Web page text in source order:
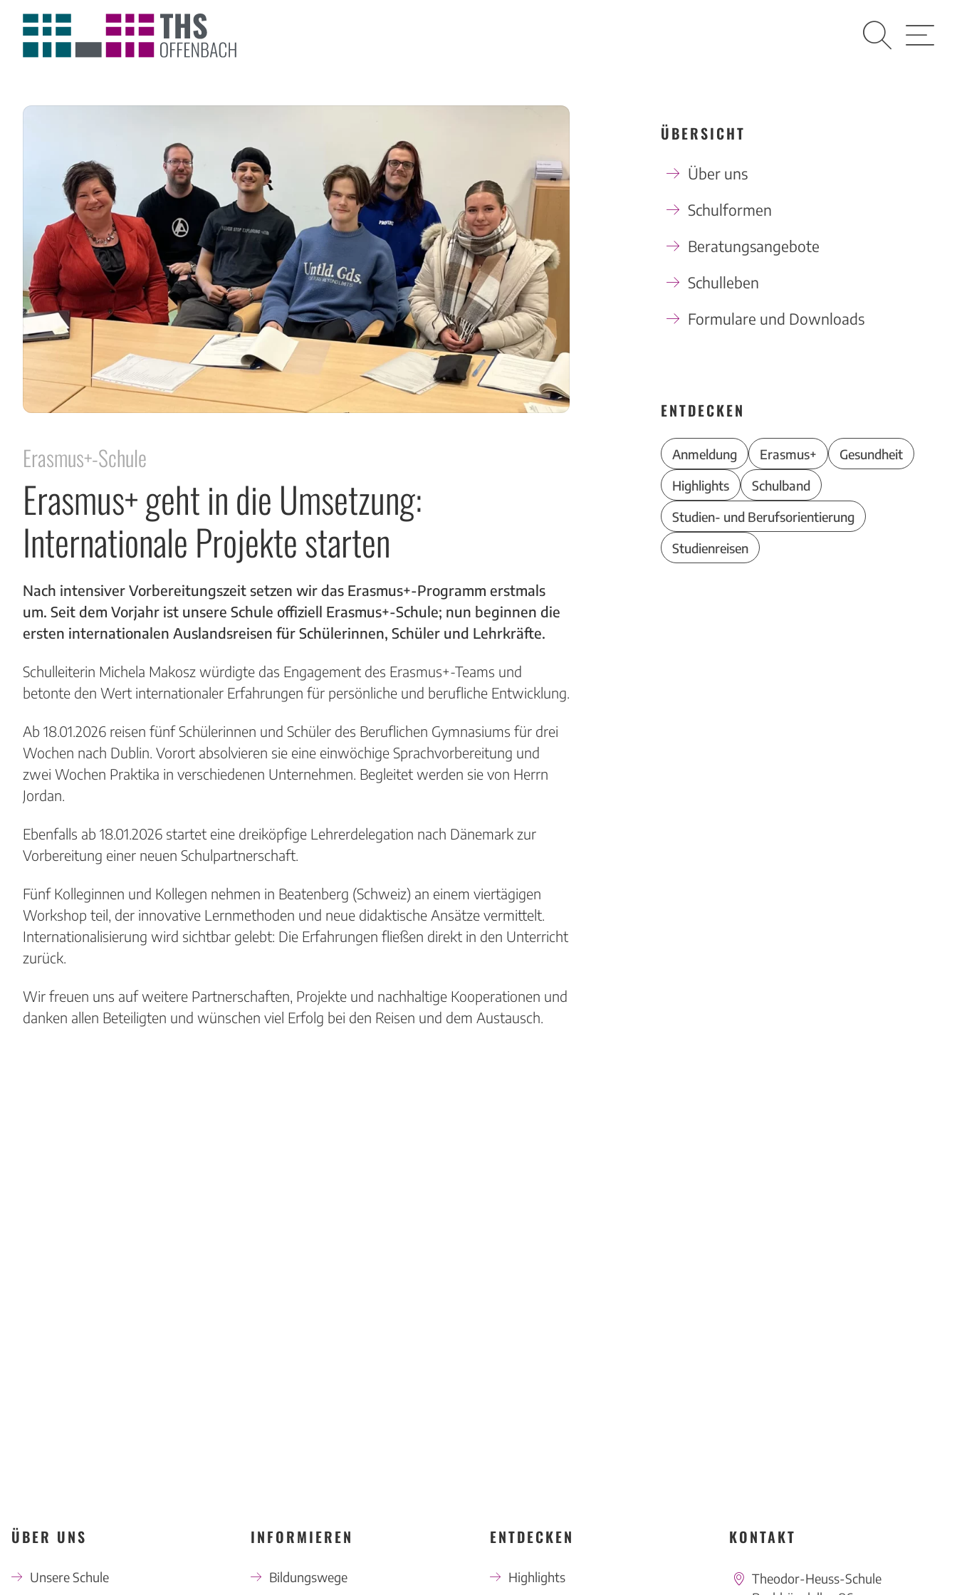
Erasmus+-Schule
Erasmus+ geht in die Umsetzung:
Internationale Projekte starten
Nach intensiver Vorbereitungszeit setzen wir das Erasmus+-Programm erstmals
um. Seit dem Vorjahr ist unsere Schule offiziell Erasmus+-Schule; nun beginnen die
ersten internationalen Auslandsreisen für Schülerinnen, Schüler und Lehrkräfte.
Schulleiterin Michela Makosz würdigte das Engagement des Erasmus+-Teams und
betonte den Wert internationaler Erfahrungen für persönliche und berufliche Entwicklung.
Ab 18.01.2026 reisen fünf Schülerinnen und Schüler des Beruflichen Gymnasiums für drei
Wochen nach Dublin. Vorort absolvieren sie eine einwöchige Sprachvorbereitung und
zwei Wochen Praktika in verschiedenen Unternehmen. Begleitet werden sie von Herrn
Jordan.
Ebenfalls ab 18.01.2026 startet eine dreiköpfige Lehrerdelegation nach Dänemark zur
Vorbereitung einer neuen Schulpartnerschaft.
Fünf Kolleginnen und Kollegen nehmen in Beatenberg (Schweiz) an einem viertägigen
Workshop teil, der innovative Lernmethoden und neue didaktische Ansätze vermittelt.
Internationalisierung wird sichtbar gelebt: Die Erfahrungen fließen direkt in den Unterricht
zurück.
Wir freuen uns auf weitere Partnerschaften, Projekte und nachhaltige Kooperationen und
danken allen Beteiligten und wünschen viel Erfolg bei den Reisen und dem Austausch.
ÜBERSICHT
Über uns
Schulformen
Beratungsangebote
Schulleben
Formulare und Downloads
ENTDECKEN
Anmeldung Erasmus+
Gesundheit
Highlights
Schulband
Studien- und Berufsorientierung
Studienreisen
ÜBER UNS
Unsere Schule
INFORMIEREN
Bildungswege
ENTDECKEN
Highlights
KONTAKT
Theodor-Heuss-Schule